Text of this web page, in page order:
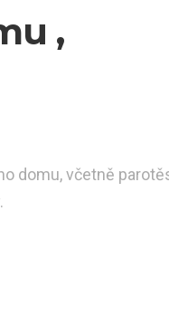
,
domu, včetně